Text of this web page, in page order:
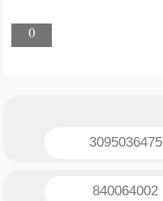
0
3095036475
840064002